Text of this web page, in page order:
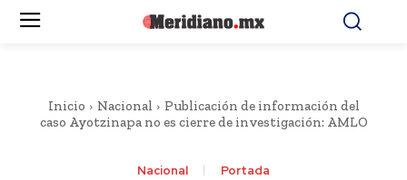
Inicio Nacional
Publicación de información del
caso Ayotzinapa no es cierre de investigación: AMLO
Nacional Portada